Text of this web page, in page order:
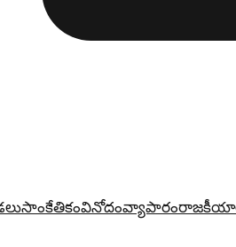
సాంకేతికంవినోదంవ్యాపారం